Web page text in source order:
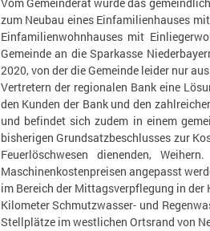
zum Neubau eines Einfamilienhauses
Einfamilienwohnhauses mit
Gemeinde an die Sparkasse
2020, von der die Gemeinde leider nur
Vertretern der regionalen Bank eine
den Kunden der Bank und den
und befindet sich zudem in einem
bisherigen Grundsatzbeschlusses zur
Feuerlöschwesen dienenden,
Maschinenkostenpreisen angepasst
im Bereich der Mittagsverpflegung in
Kilometer Schmutzwasser- und
Stellplätze im westlichen Ortsrand von